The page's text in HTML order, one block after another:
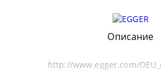
Описание
http://www.egger.com/